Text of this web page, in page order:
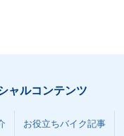
ャルコンテンツ
お役立ちバイク記事